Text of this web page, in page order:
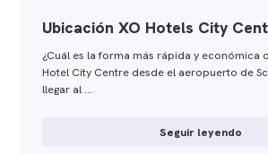
Ubicación XO Hotels City
¿Cuál es la forma más rápida y económica
Hotel City Centre desde el aeropuerto de
llegar al …
Seguir leyendo